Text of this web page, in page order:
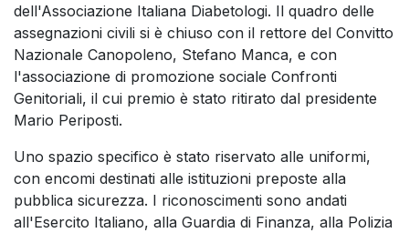
dell'Associazione Italiana Diabetologi. Il quadro delle
assegnazioni civili si è chiuso con il rettore del Convitto
Nazionale Canopoleno, Stefano Manca, e con
l'associazione di promozione sociale Confronti
Genitoriali, il cui premio è stato ritirato dal presidente
Mario Periposti.
Uno spazio specifico è stato riservato alle uniformi,
con encomi destinati alle istituzioni preposte alla
pubblica sicurezza. I riconoscimenti sono andati
all'Esercito Italiano, alla Guardia di Finanza, alla Polizia